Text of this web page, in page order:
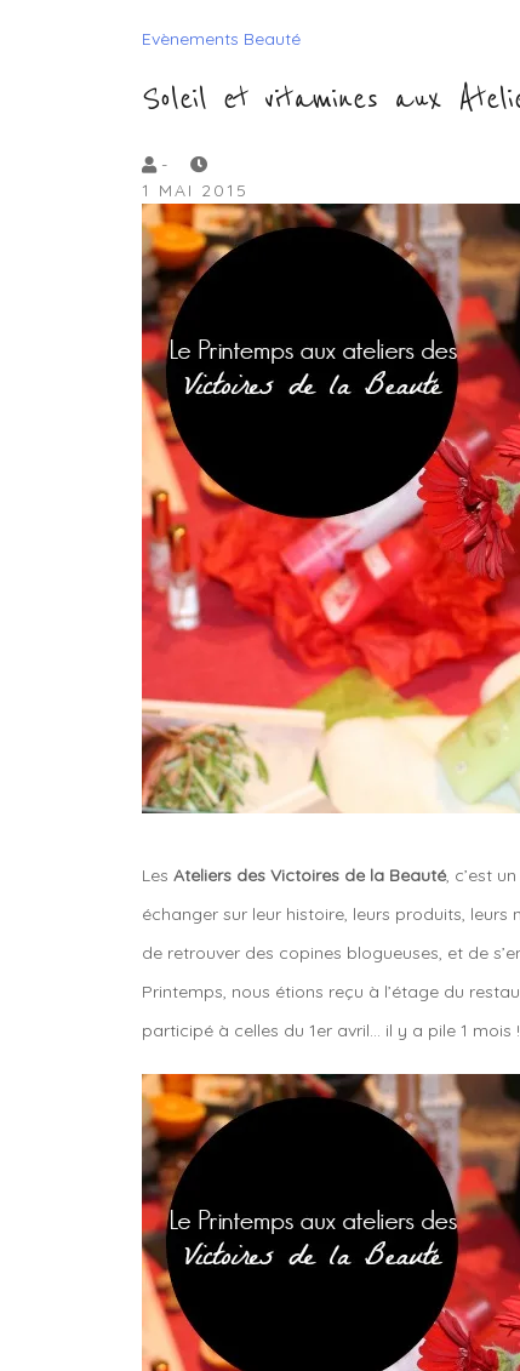
Evènements Beauté
Soleil et vitamines aux
by
Lola
Sample
-
1 MAI 2015
Les Ateliers des Victoires de la Beauté , c’est
échanger sur leur histoire, leurs produits, leurs
de retrouver des copines blogueuses, et de
Printemps, nous étions reçu à l’étage du
participé à celles du 1er avril… il y a pile 1 mois !